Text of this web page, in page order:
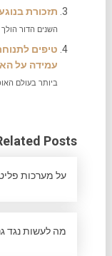
תזכורת
השנים הדור
טיפים
עמידה על
ביותר בעולם
Posts
על מערכות
מה לעשות נגד